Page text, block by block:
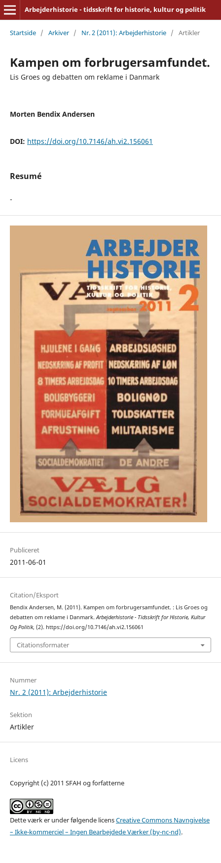
Arbejderhistorie - tidsskrift for historie, kultur og politik
Startside / Arkiver / Nr. 2 (2011): Arbejderhistorie / Artikler
Kampen om forbrugersamfundet.
Lis Groes og debatten om reklame i Danmark
Morten Bendix Andersen
DOI: https://doi.org/10.7146/ah.vi2.156061
Resumé
-
Publiceret
2011-06-01
Citation/Eksport
Bendix Andersen, M. (2011). Kampen om forbrugersamfundet. : Lis Groes og
debatten om reklame i Danmark.Arbejderhistorie - Tidsskrift for Historie, Kultur
Og Politik, (2). https://doi.org/10.7146/ah.vi2.156061
Citationsformater
Nummer
Nr. 2 (2011): Arbejderhistorie
Sektion
Artikler
Licens
Copyright (c) 2011 SFAH og forfatterne
Dette værk er under følgende licensCreative Commons Navngivelse
– Ikke-kommerciel – Ingen Bearbejdede Værker (by-nc-nd).